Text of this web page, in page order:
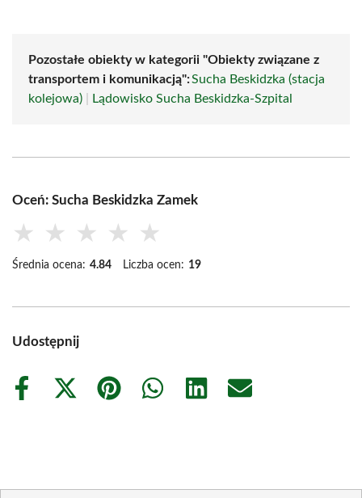
Pozostałe obiekty w kategorii "Obiekty związane z
transportem i komunikacją":Sucha Beskidzka (stacja
kolejowa)
Lądowisko Sucha Beskidzka-Szpital
Oceń: Sucha Beskidzka Zamek
★ ★ ★ ★ ★
Średnia ocena: 4.84 Liczba ocen: 19
Udostępnij
Share
Share
Share
Share
Share
Share